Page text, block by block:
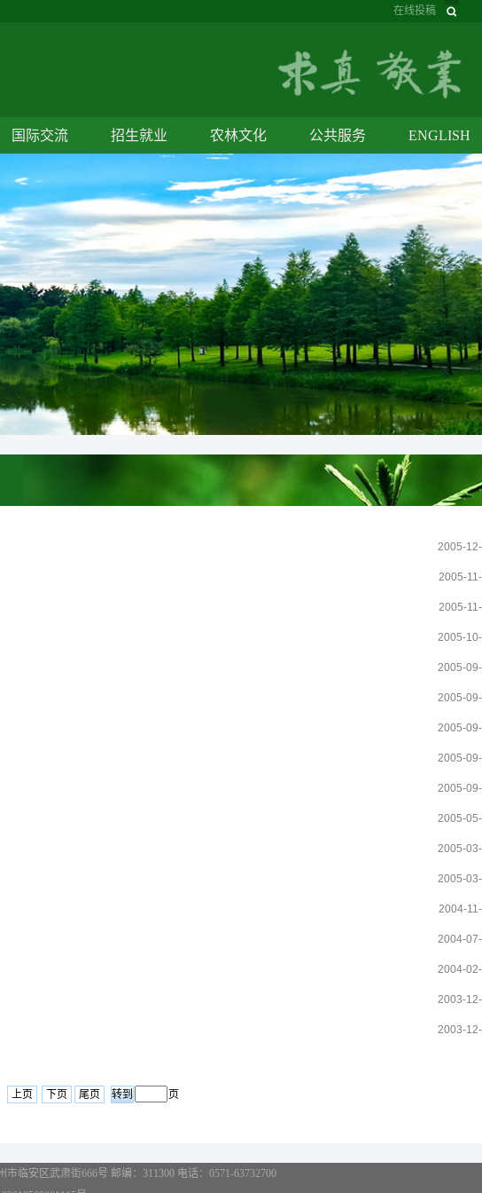
在线投稿
国际交流 招生就业 农林文化 公共服务 ENGLISH
2005-
2005-
2005-
2005-
2005-
2005-
2005-
2005-
2005-
2005-
2005-
2005-
2004-
2004-
2004-
2003-
2003-
上页 下页 尾页 页
临安区武肃街666号 邮编：311300 电话：0571-63732700